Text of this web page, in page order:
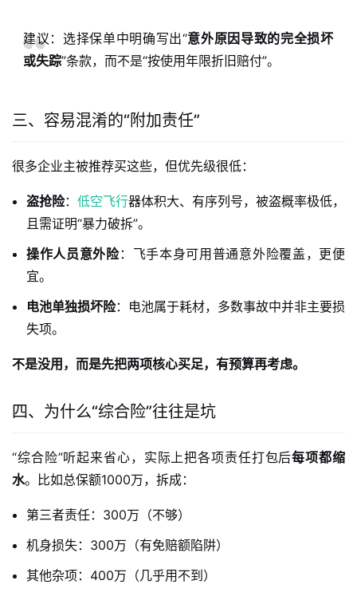
建议：选择保单中明确写出“意外原因导致的完全损坏
或失踪”条款，而不是“按使用年限折旧赔付”。
三、容易混淆的“附加责任”
很多企业主被推荐买这些，但优先级很低：
盗抢险： 低空飞行器体积大、有序列号，被盗概率极低，
且需证明“暴力破拆”。
操作人员意外险：飞手本身可用普通意外险覆盖，更便
宜。
电池单独损坏险：电池属于耗材，多数事故中并非主要损
失项。
不是没用，而是先把两项核心买足，有预算再考虑。
四、为什么“综合险”往往是坑
“综合险”听起来省心，实际上把各项责任打包后每项都缩
水。比如总保额1000万，拆成：
第三者责任：300万（不够）
机身损失：300万（有免赔额陷阱）
其他杂项：400万（几乎用不到）